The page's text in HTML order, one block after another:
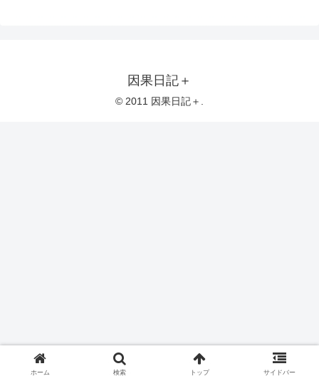
因果日記＋
© 2011 因果日記＋.
ホーム 検索 トップ サイドバー